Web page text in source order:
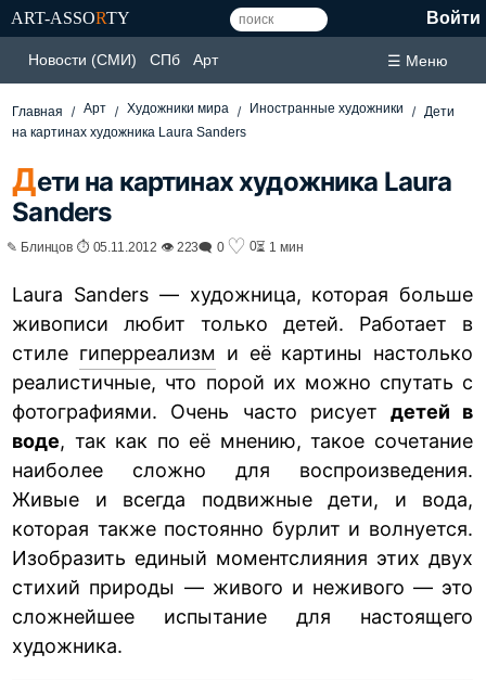
ART-ASSORTY Войти
Новости (СМИ) СПб Арт ☰ Меню
Главная Арт Художники мира Иностранные художники
Дети
на картинах художника Laura Sanders
Дети на картинах художника Laura
Sanders
✎ Блинцов ⏱ 05.11.2012 👁 223🗨 0 ♡ 0⏳ 1 мин
Laura Sanders — художница, которая больше
живописи любит только детей. Работает в
стиле гиперреализм и её картины настолько
реалистичные, что порой их можно спутать с
фотографиями. Очень часто рисует детей в
воде, так как по её мнению, такое сочетание
наиболее сложно для воспроизведения.
Живые и всегда подвижные дети, и вода,
которая также постоянно бурлит и волнуется.
Изобразить единый моментслияния этих двух
стихий природы — живого и неживого — это
сложнейшее испытание для настоящего
художника.